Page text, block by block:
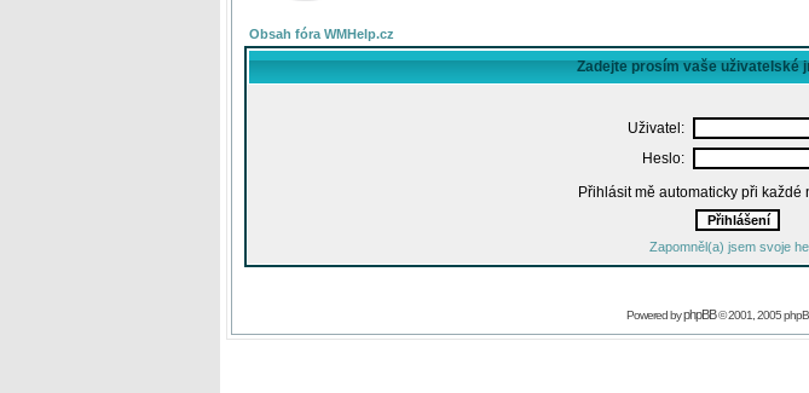
Obsah fóra WMHelp.cz
Zadejte prosím vaše uživatelské
Uživatel:
Heslo:
Přihlásit mě automaticky při každé
Zapomněl(a) jsem svoje
Powered byphpBB© 2001, 2005